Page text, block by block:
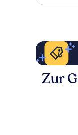
Zur